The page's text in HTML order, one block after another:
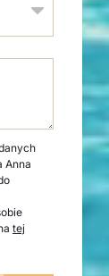
Anna
tej